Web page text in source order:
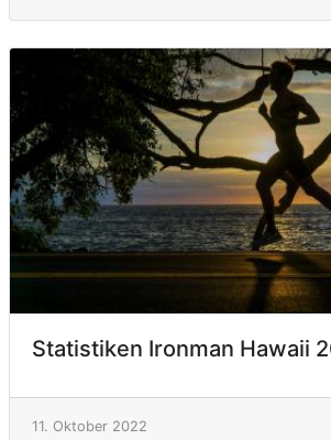
Statistiken Ironman Hawaii
11. Oktober 2022